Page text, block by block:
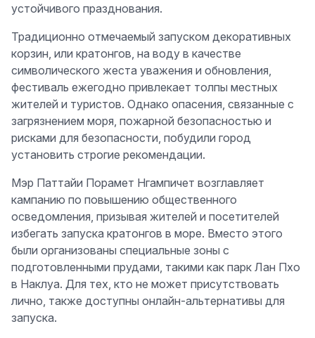
устойчивого празднования.
Традиционно отмечаемый запуском декоративных
корзин, или кратонгов, на воду в качестве
символического жеста уважения и обновления,
фестиваль ежегодно привлекает толпы местных
жителей и туристов. Однако опасения, связанные с
загрязнением моря, пожарной безопасностью и
рисками для безопасности, побудили город
установить строгие рекомендации.
Мэр Паттайи Порамет Нгампичет возглавляет
кампанию по повышению общественного
осведомления, призывая жителей и посетителей
избегать запуска кратонгов в море. Вместо этого
были организованы специальные зоны с
подготовленными прудами, такими как парк Лан Пхо
в Наклуа. Для тех, кто не может присутствовать
лично, также доступны онлайн-альтернативы для
запуска.